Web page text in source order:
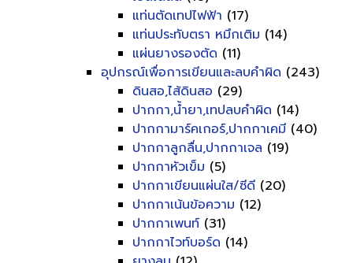
แท่นตัดเทปไฟฟ้า (17)
แท่นประทับตรา หมึกเติม (14)
แผ่นยางรองตัด (11)
อุปกรณ์เพื่อการเขียนและลบคำผิด (243)
ดินสอ,ไส้ดินสอ (29)
ปากกา,น้ำยา,เทปลบคำผิด (14)
ปากกามาร์คเกอร์,ปากกาเคมี (40)
ปากกาลูกลื่น,ปากกาเจล (19)
ปากกาหัวเข็ม (5)
ปากกาเขียนแผ่นใส/ซีดี (20)
ปากกาเน้นข้อความ (12)
ปากกาเพนท์ (31)
ปากกาไวท์บอร์ด (14)